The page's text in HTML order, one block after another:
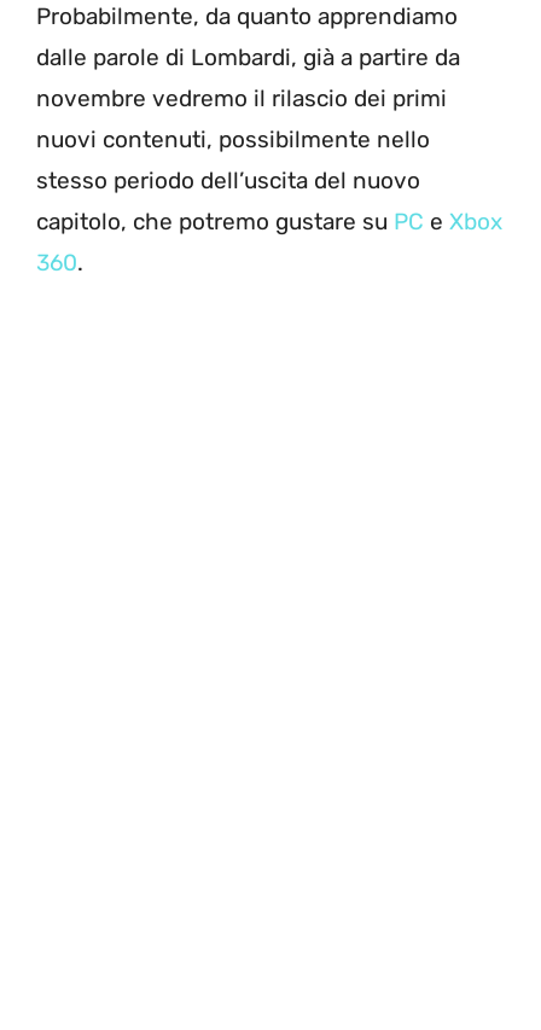
Probabilmente, da quanto apprendiamo
dalle parole di Lombardi, già a partire da
novembre vedremo il rilascio dei primi
nuovi contenuti, possibilmente nello
stesso periodo dell’uscita del nuovo
capitolo, che potremo gustare su PC e Xbox
360.